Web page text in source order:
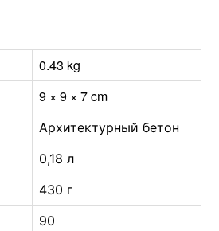
0.43 kg
9 × 9 × 7 cm
Архитектурный бетон
0,18 л
430 г
90